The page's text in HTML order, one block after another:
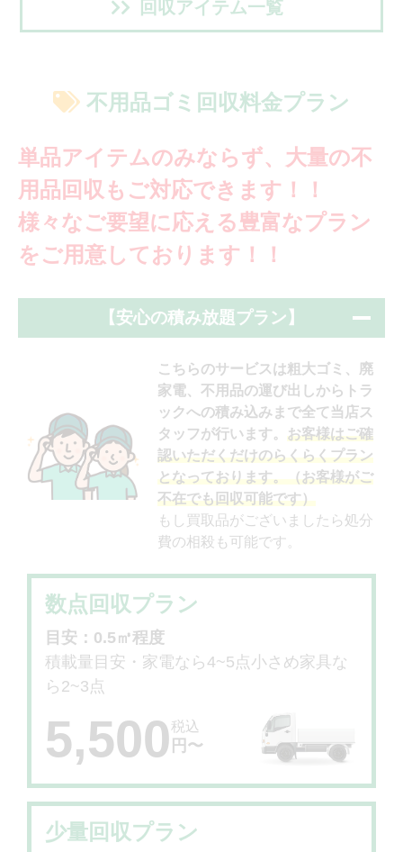
回収アイテム一覧
不用品ゴミ回収料金プラン
単品アイテムのみならず、大量の不
用品回収もご対応できます！！
様々なご要望に応える豊富なプラン
をご用意しております！！
【安心の積み放題プラン】
こちらのサービスは粗大ゴミ、廃
家電、不用品の運び出しからトラ
ックへの積み込みまで全て当店ス
タッフが行います。お客様はご確
認いただくだけのらくらくプラン
となっております。（お客様がご
不在でも回収可能です）
もし買取品がございましたら処分
費の相殺も可能です。
数点回収プラン
目安：0.5㎥程度
積載量目安・家電なら4~5点小さめ家具な
ら2~3点
5,500税込
円〜
少量回収プラン